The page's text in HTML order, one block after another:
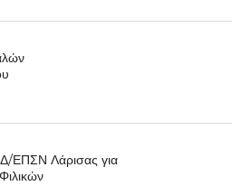
ΕΠΣΝ Λάρισας για